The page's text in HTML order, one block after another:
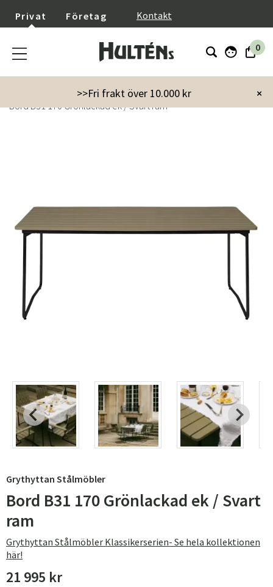
Privat Företag Kontakt
0
×
>>Fri frakt över 10.000 kr
Utemöbler Utebord
Matbord
Bord B31 170 Grönlackad ek / Svart ram
Grythyttan Stålmöbler
Bord B31 170 Grönlackad ek / Svart
ram
Grythyttan Stålmöbler Klassikerserien- Se hela kollektionen
här!
21 995 kr